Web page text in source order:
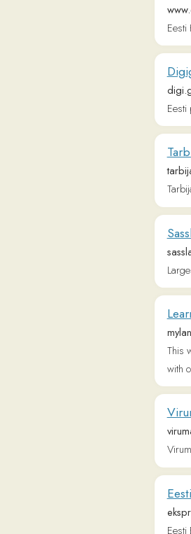
Largest
Learn
This
with our
Virumaa
Eesti
Eesti
ning
Opiq
news |
The